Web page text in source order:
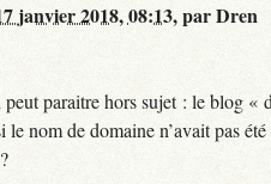
janvier 2018, 08:13,parDren
paraitre hors sujet : le blog «
le nom de domaine n’avait pas